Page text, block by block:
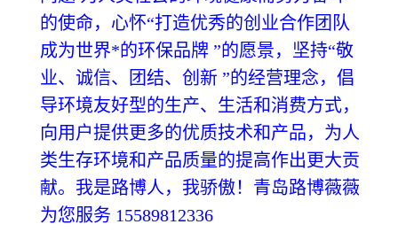
的使命，心怀“打造优秀的创业合作团队
成为世界*的环保品牌 ”的愿景，坚持“敬
业、诚信、团结、创新 ”的经营理念，倡
导环境友好型的生产、生活和消费方式，
向用户提供更多的优质技术和产品，为人
类生存环境和产品质量的提高作出更大贡
献。我是路博人，我骄傲！青岛路博薇薇
为您服务 15589812336